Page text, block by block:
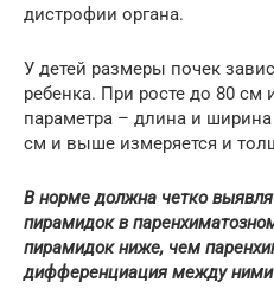
дистрофии органа.
У детей размеры почек
ребенка. При росте до 80 см
параметра – длина и
см и выше измеряется и
В норме должна четко
пирамидок в
пирамидок ниже, чем
дифференциация между ними